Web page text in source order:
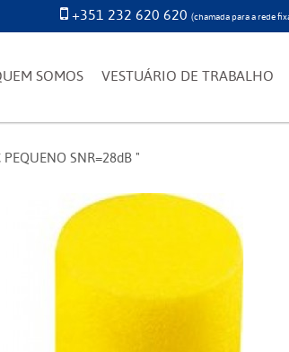
+351 232 620 620 (chamada para a rede
SOMOS VESTUÁRIO DE TRABALHO
PEQUENO SNR=28dB "